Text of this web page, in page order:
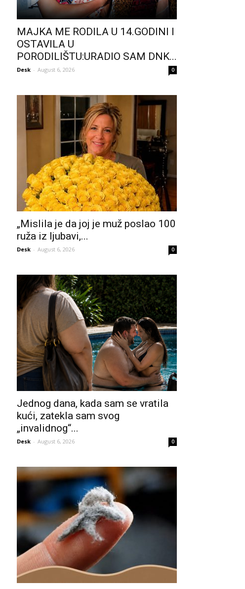
MAJKA ME RODILA U 14.GODINI I
OSTAVILA U
PORODILIŠTU:URADIO SAM DNK...
Desk - August 6, 2026 0
„Mislila je da joj je muž poslao 100
ruža iz ljubavi,...
Desk - August 6, 2026 0
Jednog dana, kada sam se vratila
kući, zatekla sam svog
„invalidnog“...
Desk - August 6, 2026 0